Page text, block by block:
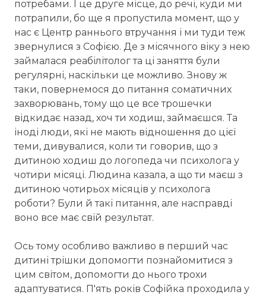
потребами. І це друге місце, до речі, куди ми
потрапили, бо ще я пропустила момент, що у
нас є Центр раннього втручання і ми туди теж
звернулися з Софією. Де з місячного віку з нею
займалася реабілітолог та ці заняття були
регулярні, наскільки це можливо. Знову ж
таки, повернемося до питання соматичних
захворювань, тому що це все трошечки
відкидає назад, хоч ти ходиш, займаєшся. Та
іноді люди, які не мають відношення до цієї
теми, дивувалися, коли ти говорив, що з
дитиною ходиш до логопеда чи психолога у
чотири місяці. Людина казала, а що ти маєш з
дитиною чотирьох місяців у психолога
роботи? Були й такі питання, але насправді
воно все має свій результат.
Ось тому особливо важливо в перший час
дитині трішки допомогти познайомитися з
цим світом, допомогти до нього трохи
адаптуватися. П'ять років Софійка проходила у